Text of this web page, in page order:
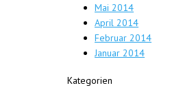
Mai 2014
April 2014
Februar 2014
Januar 2014
Kategorien